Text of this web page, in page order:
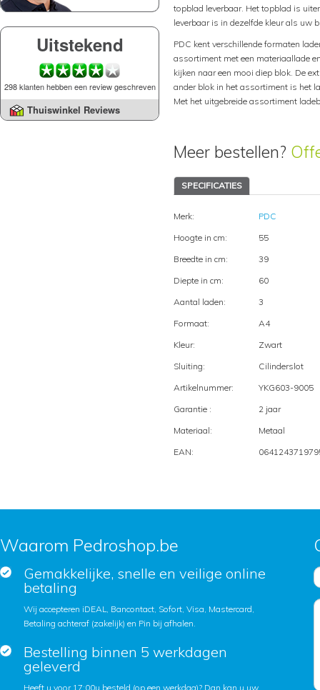
Uitstekend
298 klanten hebben een review geschreven
Thuiswinkel Reviews
topblad leverbaar. Het topblad is
leverbaar is in dezelfde kleur als uw
PDC kent verschillende formaten
assortiment met een materiaallade
kijken naar een mooi diep blok. De
ander blok in het assortiment is het
Met het uitgebreide assortiment
Meer bestellen?
SPECIFICATIES
Merk:
PDC
Hoogte in cm:
55
Breedte in cm:
39
Diepte in cm:
60
Aantal laden:
3
Formaat:
A4
Kleur:
Zwart
Sluiting:
Cilinderslot
Artikelnummer:
YKG603-9005
Garantie :
2 jaar
Materiaal:
Metaal
EAN:
Waarom Pedroshop.be
Gemakkelijke, snelle en veilige online
betaling
Wij accepteren iDEAL, Bancontact, Sofort, Visa, Mastercard,
Betaling achteraf (zakelijk) en Pin bij afhalen.
Bestelling binnen 5 werkdagen
geleverd
Heeft u voor 17:00u besteld (op een werkdag)? Dan kan u uw